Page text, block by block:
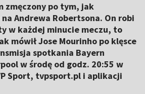
zmęczony po tym, jak
Andrewa Robertsona. On robi
w każdej minucie meczu, to
mówił Jose Mourinho po klęsce
spotkania Bayern
w środę od godz. 20:55 w
Sport, tvpsport.pl i aplikacji